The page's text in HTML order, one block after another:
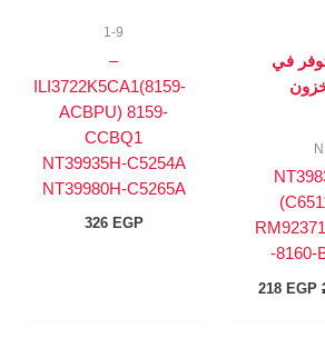
في
N
C6511B/A)
-8160-
218 EGP
1-9
–
ILI3722K5CA1(8159-
ACBPU) 8159-
CCBQ1
NT39935H-C5254A
NT39980H-C5265A
326 EGP